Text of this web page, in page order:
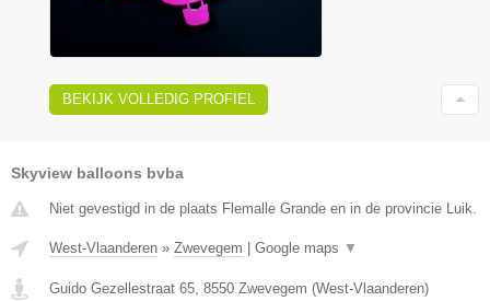
BEKIJK VOLLEDIG PROFIEL
Skyview balloons bvba
Niet gevestigd in de plaats Flemalle Grande en in de provincie Luik.
West-Vlaanderen » Zwevegem | Google maps ▼
Guido Gezellestraat 65 8550 Zwevegem (West-Vlaanderen)